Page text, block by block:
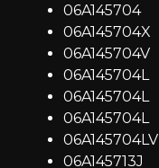
06A145704
06A145704X
06A145704V
06A145704L
06A145704L
06A145704L
06A145704LV
06A145713J